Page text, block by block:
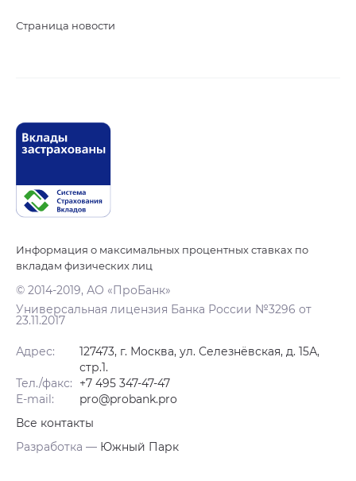
Страница новости
Информация о максимальных процентных ставках по
вкладам физических лиц
© 2014-2019, АО «ПроБанк»
Универсальная лицензия Банка России №3296 от
23.11.2017
Адрес:
127473, г. Москва, ул. Селезнёвская, д. 15А,
стр.1.
Тел./факс:
+7 495 347-47-47
E-mail:
pro@probank.pro
Все контакты
Разработка — Южный Парк